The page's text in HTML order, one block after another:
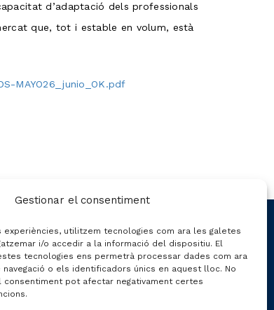
Gestionar el consentiment
utilitzem tecnologies com ara les galetes
i/o accedir a la informació del dispositiu. El
tecnologies ens permetrà processar dades com ara
o els identificadors únics en aquest lloc. No
pot afectar negativament certes
d’adaptació dels professionals
que, tot i estable en volum, està
MAYO26_junio_OK.pdf
CONTACTE
C/ Gran de Gràcia nº 69 entr.
08012 de Barcelona